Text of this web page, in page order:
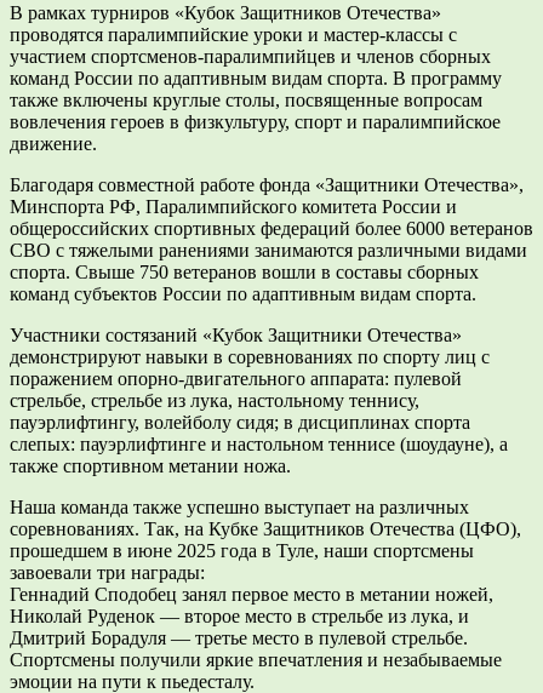
В рамках турниров «Кубок Защитников Отечества»
проводятся паралимпийские уроки и мастер-классы с
участием спортсменов-паралимпийцев и членов сборных
команд России по адаптивным видам спорта. В программу
также включены круглые столы, посвященные вопросам
вовлечения героев в физкультуру, спорт и паралимпийское
движение.
Благодаря совместной работе фонда «Защитники Отечества»,
Минспорта РФ, Паралимпийского комитета России и
общероссийских спортивных федераций более 6000 ветеранов
СВО с тяжелыми ранениями занимаются различными видами
спорта. Свыше 750 ветеранов вошли в составы сборных
команд субъектов России по адаптивным видам спорта.
Участники состязаний «Кубок Защитники Отечества»
демонстрируют навыки в соревнованиях по спорту лиц с
поражением опорно-двигательного аппарата: пулевой
стрельбе, стрельбе из лука, настольному теннису,
пауэрлифтингу, волейболу сидя; в дисциплинах спорта
слепых: пауэрлифтинге и настольном теннисе (шоудауне), а
также спортивном метании ножа.
Наша команда также успешно выступает на различных
соревнованиях. Так, на Кубке Защитников Отечества (ЦФО),
прошедшем в июне 2025 года в Туле, наши спортсмены
завоевали три награды:
Геннадий Сподобец занял первое место в метании ножей,
Николай Руденок — второе место в стрельбе из лука, и
Дмитрий Борадуля — третье место в пулевой стрельбе.
Спортсмены получили яркие впечатления и незабываемые
эмоции на пути к пьедесталу.